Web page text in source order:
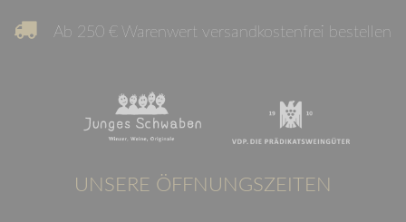
Ab 250 € Warenwert versandkostenfrei bestellen
UNSERE ÖFFNUNGSZEITEN